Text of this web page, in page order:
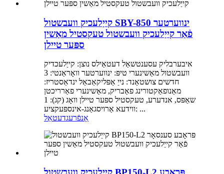
קייַלעכיק וועבשטול SBY-850 ינווערטער
פֿאַר קייַלעכיק וועבשטול טעקסטיל מאַשין
ספּער טיילן
איבערבליק עסענטשאַל דעטאַילס נוצן: קייַלעכדיק
וועבשטול מאַשינערי טיפּ: ינווערטער וואָראַנטי: 3
חדשים צושטאַנד: נייַ אַפּליקאַבאַל ינדאַסטריז:
מאַנופאַקטורינג פאַבריק, מאַשינערי פאַרריכטן
שאַפּס, אנדערע, טעקסטיל ספּער טיילן וואָג (קג): 1
ווידעא אַרויסגאַנג-אינספּעקציע: ...
אָנפֿרעגדעטאַל